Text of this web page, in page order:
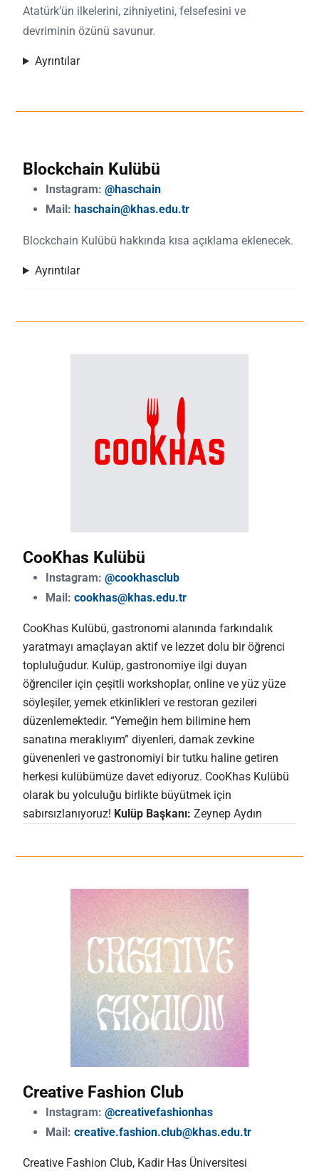
Atatürk’ün ilkelerini, zihniyetini, felsefesini ve
devriminin özünü savunur.
Ayrıntılar
Blockchain Kulübü
Instagram: @haschain
Mail: haschain@khas.edu.tr
Blockchain Kulübü hakkında kısa açıklama eklenecek.
Ayrıntılar
CooKhas Kulübü
Instagram: @cookhasclub
Mail: cookhas@khas.edu.tr
CooKhas Kulübü, gastronomi alanında farkındalık
yaratmayı amaçlayan aktif ve lezzet dolu bir öğrenci
topluluğudur. Kulüp, gastronomiye ilgi duyan
öğrenciler için çeşitli workshoplar, online ve yüz yüze
söyleşiler, yemek etkinlikleri ve restoran gezileri
düzenlemektedir. “Yemeğin hem bilimine hem
sanatına meraklıyım” diyenleri, damak zevkine
güvenenleri ve gastronomiyi bir tutku haline getiren
herkesi kulübümüze davet ediyoruz. CooKhas Kulübü
olarak bu yolculuğu birlikte büyütmek için
sabırsızlanıyoruz! Kulüp Başkanı: Zeynep Aydın
Creative Fashion Club
Instagram: @creativefashionhas
Mail: creative.fashion.club@khas.edu.tr
Creative Fashion Club, Kadir Has Üniversitesi